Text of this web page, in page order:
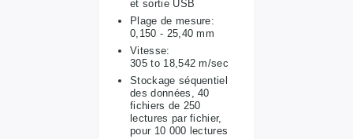
et sortie USB
Plage de mesure:
0,150 - 25,40 mm
Vitesse:
305 to 18,542 m/sec
Stockage séquentiel
des données, 40
fichiers de 250
lectures par fichier,
pour 10 000 lectures